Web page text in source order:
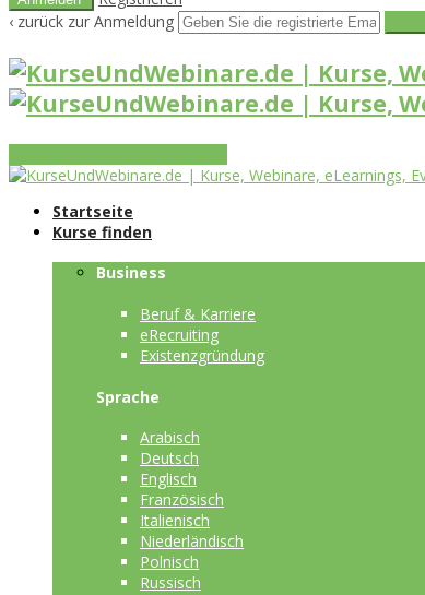
‹ zurück zur Anmeldung
Startseite
Kurse finden
Business
Beruf & Karriere
eRecruiting
Existenzgründung
Sprache
Arabisch
Deutsch
Englisch
Französisch
Italienisch
Niederländisch
Polnisch
Russisch